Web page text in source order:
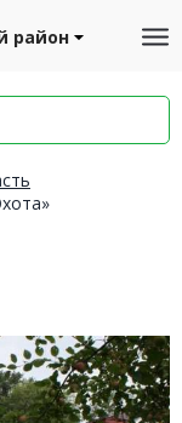
район
район